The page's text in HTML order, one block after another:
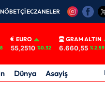
NÖBETÇİ ECZANELER
EURO
55,2510 %0.32
GRAM ALTIN
6.660,55 % 2,59
Dünya Asayiş